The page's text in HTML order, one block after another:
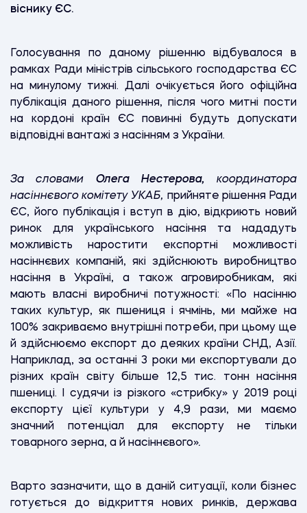
віснику ЄС.
Голосування по даному рішенню відбувалося в
рамках Ради міністрів сільського господарства ЄС
на минулому тижні. Далі очікується його офіційна
публікація даного рішення, після чого митні пости
на кордоні країн ЄС повинні будуть допускати
відповідні вантажі з насінням з України.
За словами Олега Нестерова, координатора
насіннєвого комітету УКАБ, прийняте рішення Ради
ЄС, його публікація і вступ в дію, відкриють новий
ринок для українського насіння та нададуть
можливість наростити експортні можливості
насіннєвих компаній, які здійснюють виробництво
насіння в Україні, а також агровиробникам, які
мають власні виробничі потужності: «По насінню
таких культур, як пшениця і ячмінь, ми майже на
100% закриваємо внутрішні потреби, при цьому ще
й здійснюємо експорт до деяких країни СНД, Азії.
Наприклад, за останні 3 роки ми експортували до
різних країн світу більше 12,5 тис. тонн насіння
пшениці. І судячи із різкого «стрибку» у 2019 році
експорту цієї культури у 4,9 рази, ми маємо
значний потенціал для експорту не тільки
товарного зерна, а й насіннєвого».
Варто зазначити, що в даній ситуації, коли бізнес
готується до відкриття нових ринків, держава